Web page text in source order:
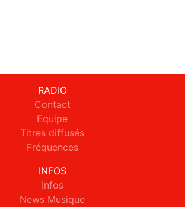
RADIO
Contact
Equipe
Titres diffusés
Fréquences
INFOS
Infos
News Musique